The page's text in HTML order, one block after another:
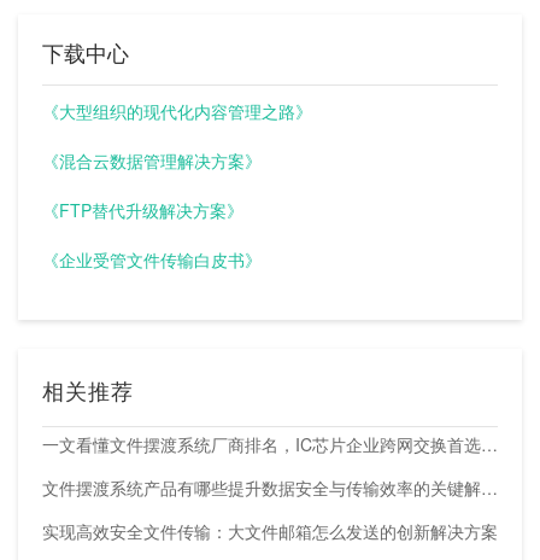
下载中心
《大型组织的现代化内容管理之路》
《混合云数据管理解决方案》
《FTP替代升级解决方案》
《企业受管文件传输白皮书》
相关推荐
一文看懂文件摆渡系统厂商排名，IC芯片企业跨网交换首选方案
文件摆渡系统产品有哪些提升数据安全与传输效率的关键解决方案
实现高效安全文件传输：大文件邮箱怎么发送的创新解决方案